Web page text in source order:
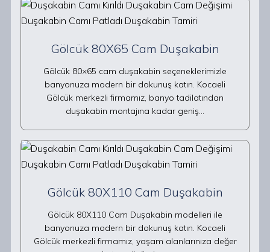
Gölcük 80X65 Cam Duşakabin
Gölcük 80×65 cam duşakabin seçeneklerimizle
banyonuza modern bir dokunuş katın. Kocaeli
Gölcük merkezli firmamız, banyo tadilatından
duşakabin montajına kadar geniş…
Gölcük 80X110 Cam Duşakabin
Gölcük 80X110 Cam Duşakabin modelleri ile
banyonuza modern bir dokunuş katın. Kocaeli
Gölcük merkezli firmamız, yaşam alanlarınıza değer